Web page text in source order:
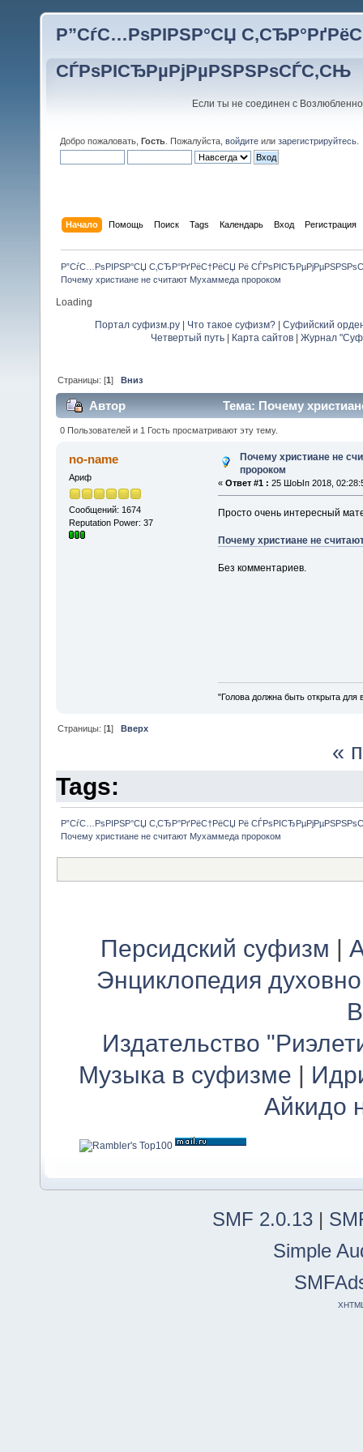
Р”СѓС…РѕРІРЅР°СЏ
СЃРѕРІСЂРµРјРµРЅРЅРѕСЃС‚СЊ
Если ты не соединен с
Добро пожаловать, Гость . Пожалуйста, войдите или зарегистрируйтесь
Начало Помощь Поиск Tags Календарь Вход Регистрация
Р”СѓС…РѕРІРЅР°СЏ С‚СЂР°РґРёС†РёСЏ Рё
Почему христиане не считают Мухаммеда пророком
Loading
Портал суфизм.ру Что такое суфизм?
Суфийский
Четвертый путь| Карта сайтов| Журнал
Страницы: [1] Вниз
Автор Тема: Почему
0 Пользователей и 1 Гость просматривают эту тему.
no-name
Ариф
Сообщений: 1674
Reputation Power: 37
Почему христиане не
пророком
« Ответ #1 : 25 ШоЫп 2018,
Просто очень интересный
Почему христиане не
Без комментариев.
"Голова должна быть открыта
Страницы: [1]Вверх
«
Tags:
Р”СѓС…РѕРІРЅР°СЏ С‚СЂР°РґРёС†РёСЏ Рё
Почему христиане не считают Мухаммеда пророком
Персидский суфизм |
Энциклопедия
Издательство
Музыка в суфизме |
Айкидо
SMF 2.0.13 |
Simple